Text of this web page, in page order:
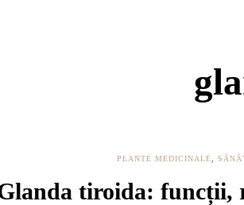
PLANTE MEDICINALE ,
tiroida: funcții,